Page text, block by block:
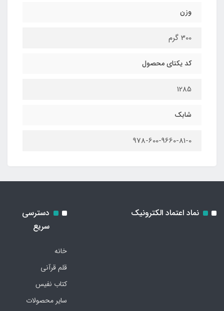
وزن
300 گرم
کد یکتای محصول
1285
شابک
978-600-9660-81-0
نماد اعتماد الکترونیک
دسترسی
سریع
خانه
قلم قرآنی
کتاب نفیس
سایر محصولات